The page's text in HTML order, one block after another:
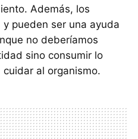
Además, los
pueden ser una ayuda
no deberíamos
sino consumir lo
al organismo.